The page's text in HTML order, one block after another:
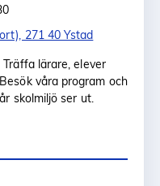
271 40 Ystad
lärare, elever
våra program och
skolmiljö ser ut.